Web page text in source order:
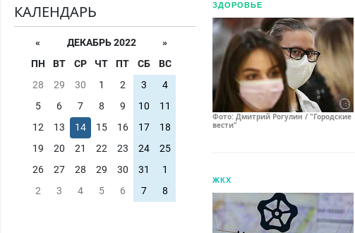
ЗДОРОВЬЕ
Фото: Дмитрий Рогулин / "Городские
вести"
ЖКХ
КАЛЕНДАРЬ
« ДЕКАБРЬ 2022
»
ПН
ВТ СР ЧТ ПТ СБ
ВС
28
29 30 1 2 3
4
5
6 7 8 9 10
11
12
13 14 15 16 17
18
19
20 21 22 23 24
25
26
27 28 29 30 31
1
2
3 4 5 6 7 8